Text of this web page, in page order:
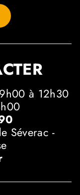
à 12h30
Séverac -